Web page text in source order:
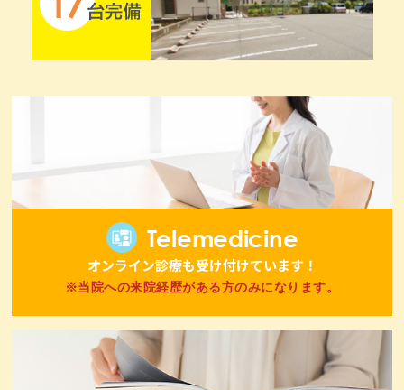
Telemedicine
オンライン診療も受け付けています！
※当院への来院経歴がある方のみになります。